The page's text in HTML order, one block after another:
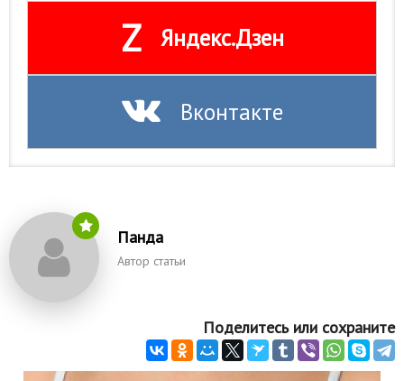
Z Яндекс.Дзен
Вконтакте
Панда
Автор статьи
Поделитесь или сохраните